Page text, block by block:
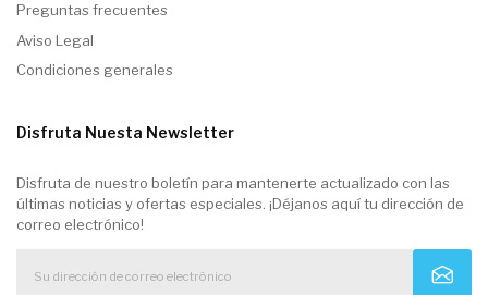
Preguntas frecuentes
Aviso Legal
Condiciones generales
Disfruta Nuesta Newsletter
Disfruta de nuestro boletín para mantenerte actualizado con las
últimas noticias y ofertas especiales. ¡Déjanos aquí tu dirección de
correo electrónico!